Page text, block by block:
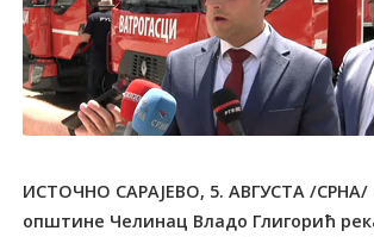
ИСТОЧНО САРАЈЕВО, 5. АВГУСТА /СРНА/
општине Челинац Владо Глигорић